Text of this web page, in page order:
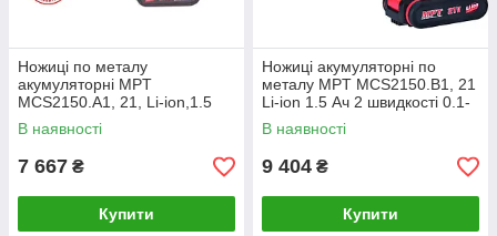
Ножиці по металу
акумуляторні MPT
MCS2150.A1, 21, Li-ion,1.5
Ач, 2 шв., сумка
В наявності
7 667 ₴
Купити
Ножиці акумуляторні по
металу MPT MCS2150.B1, 21
Li-ion 1.5 Ач 2 швидкості 0.1-
1.5 мм сумка
В наявності
9 404 ₴
Купити